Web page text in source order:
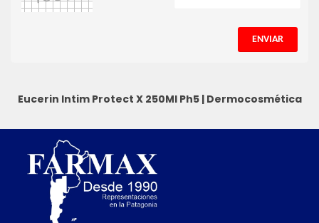
ENVIAR
Eucerin Intim Protect X 250Ml Ph5| Dermocosmética